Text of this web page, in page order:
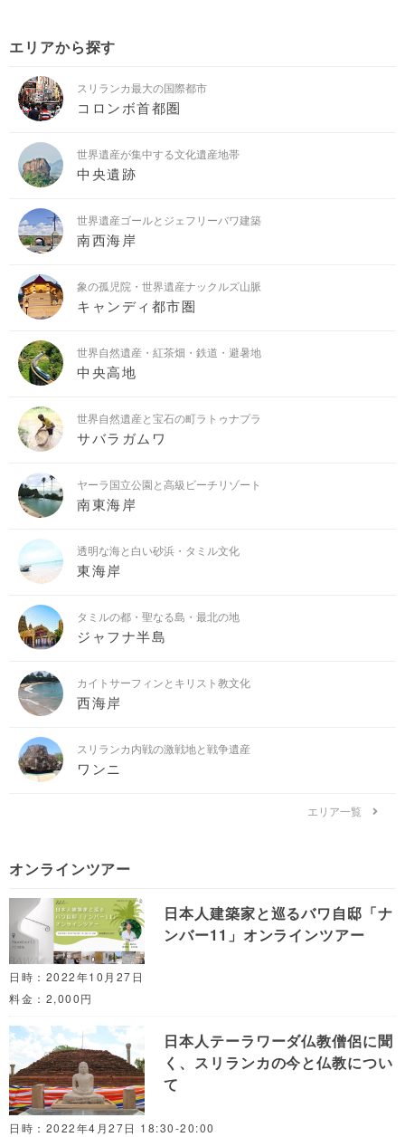
エリアから探す
スリランカ最大の国際都市
コロンボ首都圏
世界遺産が集中する文化遺産地帯
中央遺跡
世界遺産ゴールとジェフリーバワ建築
南西海岸
象の孤児院・世界遺産ナックルズ山脈
キャンディ都市圏
世界自然遺産・紅茶畑・鉄道・避暑地
中央高地
世界自然遺産と宝石の町ラトゥナプラ
サバラガムワ
ヤーラ国立公園と高級ビーチリゾート
南東海岸
透明な海と白い砂浜・タミル文化
東海岸
タミルの都・聖なる島・最北の地
ジャフナ半島
カイトサーフィンとキリスト教文化
西海岸
スリランカ内戦の激戦地と戦争遺産
ワンニ
エリア一覧
オンラインツアー
日本人建築家と巡るバワ自邸「ナ
ンバー11」オンラインツアー
日時：2022年10月27日
料金：2,000円
日本人テーラワーダ仏教僧侶に聞
く、スリランカの今と仏教につい
て
日時：2022年4月27日 18:30-20:00